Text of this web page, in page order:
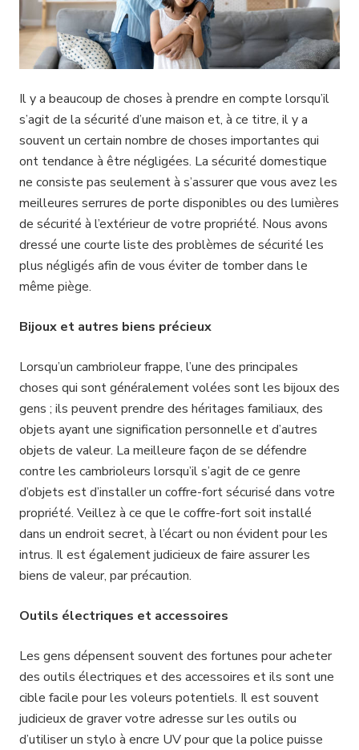
Il y a beaucoup de choses à prendre en compte lorsqu’il
s’agit de la sécurité d’une maison et, à ce titre, il y a
souvent un certain nombre de choses importantes qui
ont tendance à être négligées. La sécurité domestique
ne consiste pas seulement à s’assurer que vous avez les
meilleures serrures de porte disponibles ou des lumières
de sécurité à l’extérieur de votre propriété. Nous avons
dressé une courte liste des problèmes de sécurité les
plus négligés afin de vous éviter de tomber dans le
même piège.
Bijoux et autres biens précieux
Lorsqu’un cambrioleur frappe, l’une des principales
choses qui sont généralement volées sont les bijoux des
gens ; ils peuvent prendre des héritages familiaux, des
objets ayant une signification personnelle et d’autres
objets de valeur. La meilleure façon de se défendre
contre les cambrioleurs lorsqu’il s’agit de ce genre
d’objets est d’installer un coffre-fort sécurisé dans votre
propriété. Veillez à ce que le coffre-fort soit installé
dans un endroit secret, à l’écart ou non évident pour les
intrus. Il est également judicieux de faire assurer les
biens de valeur, par précaution.
Outils électriques et accessoires
Les gens dépensent souvent des fortunes pour acheter
des outils électriques et des accessoires et ils sont une
cible facile pour les voleurs potentiels. Il est souvent
judicieux de graver votre adresse sur les outils ou
d’utiliser un stylo à encre UV pour que la police puisse